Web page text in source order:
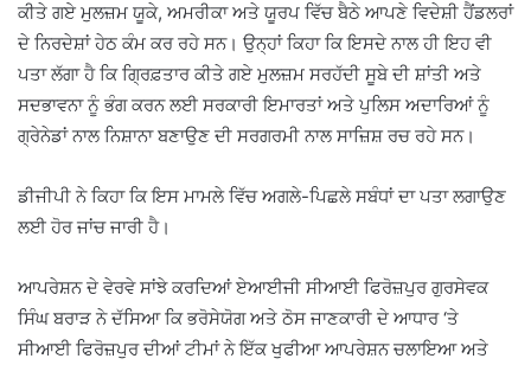
ਕੀਤੇ ਗਏ ਮੁਲਜ਼ਮ ਯੂਕੇ, ਅਮਰੀਕਾ ਅਤੇ ਯੂਰਪ ਵਿੱਚ ਬੈਠੇ ਆਪਣੇ ਵਿਦੇਸ਼ੀ ਹੈਂਡਲਰਾਂ
ਦੇ ਨਿਰਦੇਸ਼ਾਂ ਹੇਠ ਕੰਮ ਕਰ ਰਹੇ ਸਨ। ਉਨ੍ਹਾਂ ਕਿਹਾ ਕਿ ਇਸਦੇ ਨਾਲ ਹੀ ਇਹ ਵੀ
ਪਤਾ ਲੱਗਾ ਹੈ ਕਿ ਗ੍ਰਿਫ਼ਤਾਰ ਕੀਤੇ ਗਏ ਮੁਲਜ਼ਮ ਸਰਹੱਦੀ ਸੂਬੇ ਦੀ ਸ਼ਾਂਤੀ ਅਤੇ
ਸਦਭਾਵਨਾ ਨੂੰ ਭੰਗ ਕਰਨ ਲਈ ਸਰਕਾਰੀ ਇਮਾਰਤਾਂ ਅਤੇ ਪੁਲਿਸ ਅਦਾਰਿਆਂ ਨੂੰ
ਗ੍ਰੇਨੇਡਾਂ ਨਾਲ ਨਿਸ਼ਾਨਾ ਬਣਾਉਣ ਦੀ ਸਰਗਰਮੀ ਨਾਲ ਸਾਜ਼ਿਸ਼ ਰਚ ਰਹੇ ਸਨ।
ਡੀਜੀਪੀ ਨੇ ਕਿਹਾ ਕਿ ਇਸ ਮਾਮਲੇ ਵਿੱਚ ਅਗਲੇ-ਪਿਛਲੇ ਸਬੰਧਾਂ ਦਾ ਪਤਾ ਲਗਾਉਣ
ਲਈ ਹੋਰ ਜਾਂਚ ਜਾਰੀ ਹੈ।
ਆਪਰੇਸ਼ਨ ਦੇ ਵੇਰਵੇ ਸਾਂਝੇ ਕਰਦਿਆਂ ਏਆਈਜੀ ਸੀਆਈ ਫਿਰੋਜ਼ਪੁਰ ਗੁਰਸੇਵਕ
ਸਿੰਘ ਬਰਾੜ ਨੇ ਦੱਸਿਆ ਕਿ ਭਰੋਸੇਯੋਗ ਅਤੇ ਠੋਸ ਜਾਣਕਾਰੀ ਦੇ ਆਧਾਰ ‘ਤੇ
ਸੀਆਈ ਫਿਰੋਜ਼ਪੁਰ ਦੀਆਂ ਟੀਮਾਂ ਨੇ ਇੱਕ ਖੁਫੀਆ ਆਪਰੇਸ਼ਨ ਚਲਾਇਆ ਅਤੇ